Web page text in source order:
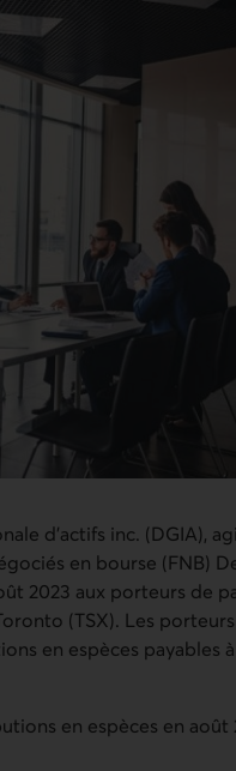
d’actifs inc. (DGIA),
en bourse (FNB)
2023 aux porteurs de
(TSX). Les
en espèces payables à
en espèces en août